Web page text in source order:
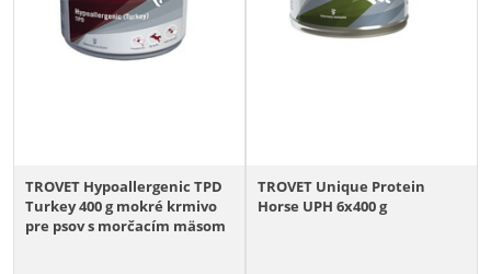
TROVET Hypoallergenic TPD
Turkey 400 g mokré krmivo
pre psov s morčacím mäsom
TROVET Unique Protein
Horse UPH 6x400 g